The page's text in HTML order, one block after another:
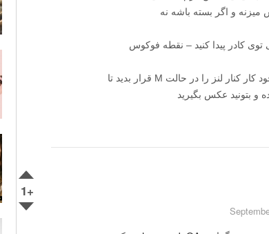
و اگر بسته باشه نه
کادر پیدا کنید – نقطه فوکوس
– و وقتی که فکوس انجام شد دکمه فکوس خود کار کنار لنز را در حالت M قرار بدید تا
و بتونید عکس بگیرید
+1